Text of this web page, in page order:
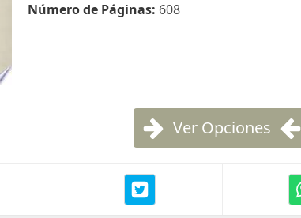
Número de Páginas: 608
Ver Opciones